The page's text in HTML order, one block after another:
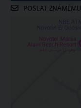
POSLAT ZNÁMÉMU